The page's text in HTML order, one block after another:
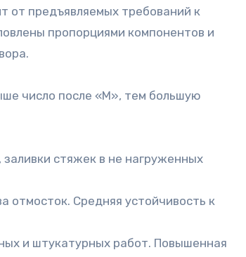
от предъявляемых требований к
пропорциями компонентов и
число после «М», тем большую
стяжек в не нагруженных
отмосток. Средняя устойчивость к
и штукатурных работ. Повышенная